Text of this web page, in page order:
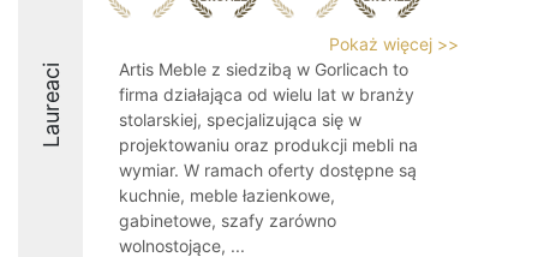
Laureaci
Pokaż więcej >>
Artis Meble z siedzibą w Gorlicach to
firma działająca od wielu lat w branży
stolarskiej, specjalizująca się w
projektowaniu oraz produkcji mebli na
wymiar. W ramach oferty dostępne są
kuchnie, meble łazienkowe,
gabinetowe, szafy zarówno
wolnostojące, ...